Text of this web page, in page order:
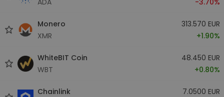
Monero
XMR
313.570 EUR
+1.90%
WhiteBIT Coin
WBT
48.450 EUR
+0.80%
Chainlink
7.0500 EUR